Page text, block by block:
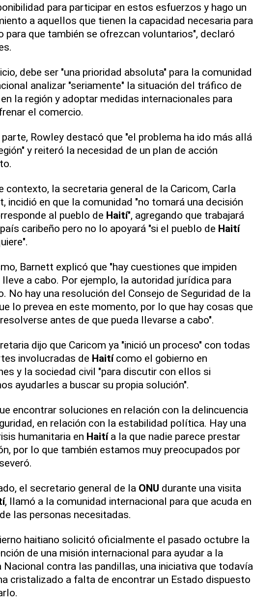
para participar en estos esfuerzos y hago un
a aquellos que tienen la capacidad necesaria para
para que también se ofrezcan voluntarios", declaró
debe ser "una prioridad absoluta" para la comunidad
analizar "seriamente" la situación del tráfico de
la región y adoptar medidas internacionales para
el comercio.
parte, Rowley destacó que "el problema ha ido más allá
y reiteró la necesidad de un plan de acción
contexto, la secretaria general de la Caricom, Carla
incidió en que la comunidad "no tomará una decisión
al pueblo de Haití", agregando que trabajará
caribeño pero no lo apoyará "si el pueblo de Haití
Barnett explicó que "hay cuestiones que impiden
lleve a cabo. Por ejemplo, la autoridad jurídica para
No hay una resolución del Consejo de Seguridad de la
lo prevea en este momento, por lo que hay cosas que
antes de que pueda llevarse a cabo".
dijo que Caricom ya "inició un proceso" con todas
involucradas de Haitícomo el gobierno en
y la sociedad civil "para discutir con ellos si
ayudarles a buscar su propia solución".
encontrar soluciones en relación con la delincuencia
en relación con la estabilidad política. Hay una
humanitaria en Haitía la que nadie parece prestar
por lo que también estamos muy preocupados por
el secretario general de la ONU durante una visita
, llamó a la comunidad internacional para que acuda en
las personas necesitadas.
haitiano solicitó oficialmente el pasado octubre la
de una misión internacional para ayudar a la
Nacional contra las pandillas, una iniciativa que todavía
cristalizado a falta de encontrar un Estado dispuesto